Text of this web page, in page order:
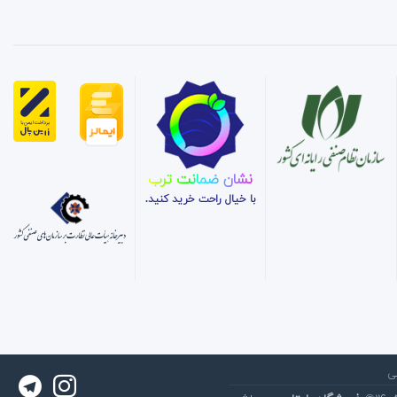
نشان ضمانت ترب
با خیال راحت خرید کنید.